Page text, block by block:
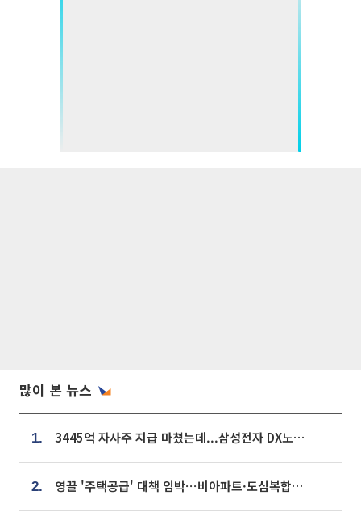
많이 본 뉴스
1. 3445억 자사주 지급 마쳤는데...삼성전자 DX노조, 뒤늦은 '떼쓰기 집회'
2. 영끌 '주택공급' 대책 임박⋯비아파트·도심복합까지 총동원